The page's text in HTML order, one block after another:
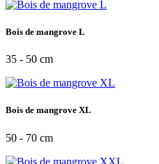
Bois de mangrove L
35 - 50 cm
Bois de mangrove XL
50 - 70 cm